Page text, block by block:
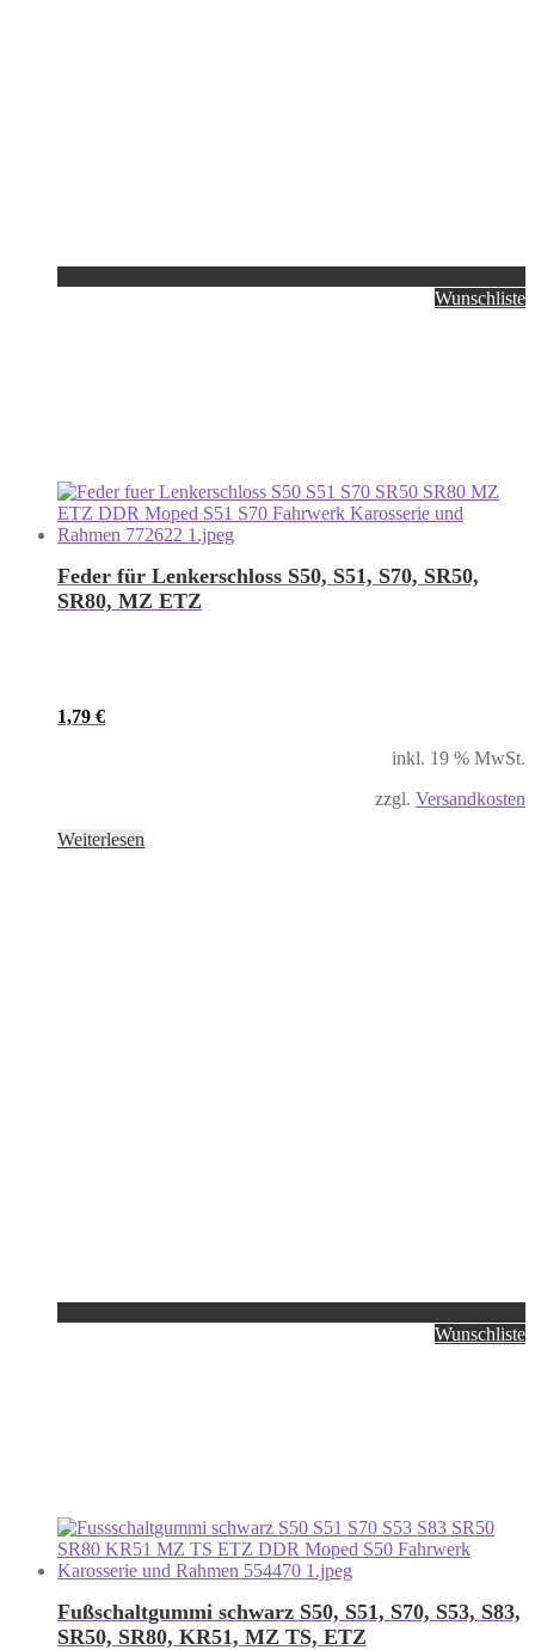
Wunschliste
Feder für Lenkerschloss S50, S51, S70, SR50,
SR80, MZ ETZ
1,79 €
inkl. 19 % MwSt.
zzgl. Versandkosten
Weiterlesen
Wunschliste
Fußschaltgummi schwarz S50, S51, S70, S53, S83,
SR50, SR80, KR51, MZ TS, ETZ